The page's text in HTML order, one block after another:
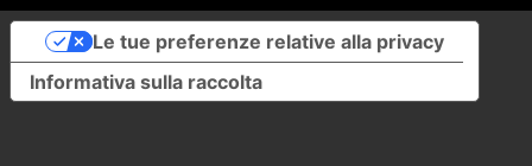
Informativa sulla raccolta
Le tue preferenze relative alla privacy